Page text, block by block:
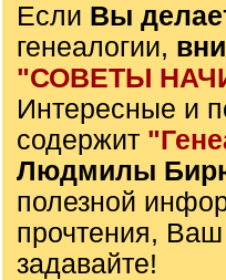
Если Вы
генеалогии,
"СОВЕТЫ
Интересные и
содержит
Людмилы
полезной
прочтения,
задавайте!